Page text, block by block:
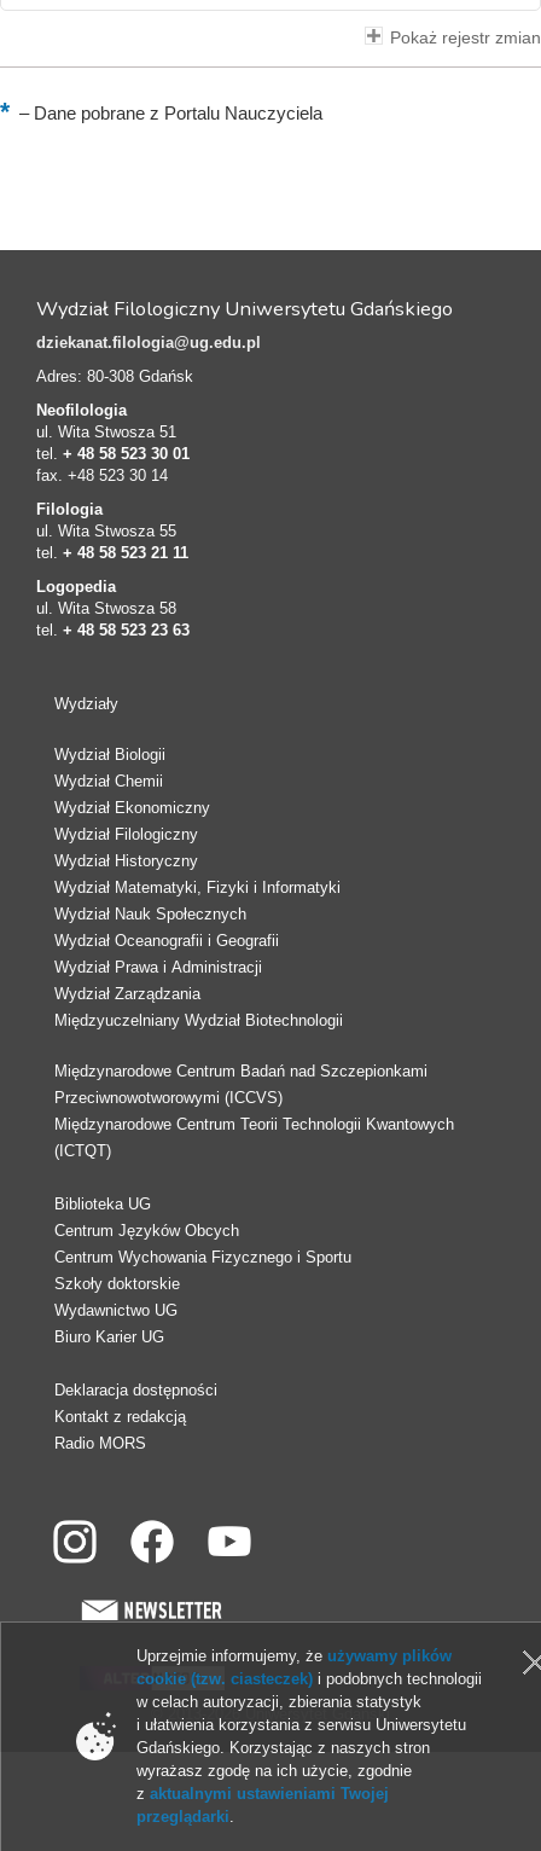
Pokaż rejestr zmian
–Dane pobrane z Portalu Nauczyciela
Wydział Filologiczny Uniwersytetu Gdańskiego
dziekanat.filologia@ug.edu.pl
Adres: 80-308 Gdańsk
Neofilologia
ul. Wita Stwosza 51
tel. + 48 58 523 30 01
fax. +48 523 30 14
Filologia
ul. Wita Stwosza 55
tel. + 48 58 523 21 11
Logopedia
ul. Wita Stwosza 58
tel. + 48 58 523 23 63
Wydziały
Wydział Biologii
Wydział Chemii
Wydział Ekonomiczny
Wydział Filologiczny
Wydział Historyczny
Wydział Matematyki, Fizyki i Informatyki
Wydział Nauk Społecznych
Wydział Oceanografii i Geografii
Wydział Prawa i Administracji
Wydział Zarządzania
Międzyuczelniany Wydział Biotechnologii
Międzynarodowe Centrum Badań nad Szczepionkami
Przeciwnowotworowymi (ICCVS)
Międzynarodowe Centrum Teorii Technologii Kwantowych
(ICTQT)
Biblioteka UG
Centrum Języków Obcych
Centrum Wychowania Fizycznego i Sportu
Szkoły doktorskie
Wydawnictwo UG
Biuro Karier UG
Deklaracja dostępności
Kontakt z redakcją
Radio MORS
© 2013-2026 Uniwersytet Gdański
Uprzejmie informujemy, że używamy plików
cookie (tzw. ciasteczek) i podobnych technologii
w celach autoryzacji, zbierania statystyk
i ułatwienia korzystania z serwisu Uniwersytetu
Gdańskiego. Korzystając z naszych stron
wyrażasz zgodę na ich użycie, zgodnie
zaktualnymi ustawieniami Twojej
przeglądarki.